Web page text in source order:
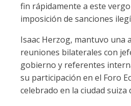
fin rápidamente a este
imposición de sanciones
Isaac Herzog, mantuvo una
reuniones bilaterales con
gobierno y referentes
su participación en el Foro
celebrado en la ciudad suiza